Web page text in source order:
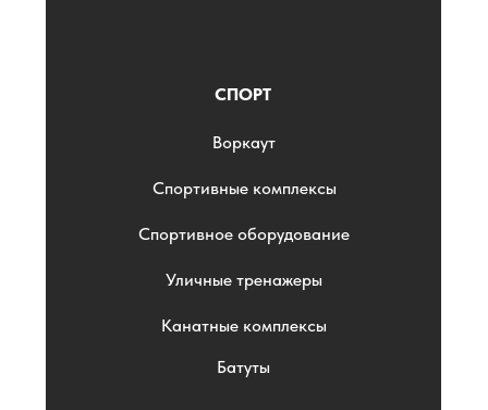
СПОРТ
Воркаут
Спортивные комплексы
Спортивное оборудование
Уличные тренажеры
Канатные комплексы
Батуты